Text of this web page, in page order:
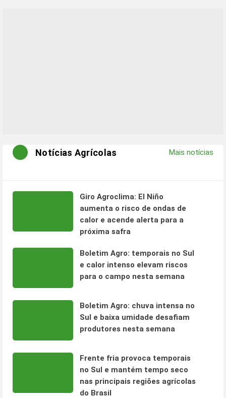
Notícias Agrícolas Mais notícias
Giro Agroclima: El Niño
aumenta o risco de ondas de
calor e acende alerta para a
próxima safra
Boletim Agro: temporais no Sul
e calor intenso elevam riscos
para o campo nesta semana
Boletim Agro: chuva intensa no
Sul e baixa umidade desafiam
produtores nesta semana
Frente fria provoca temporais
no Sul e mantém tempo seco
nas principais regiões agrícolas
do Brasil